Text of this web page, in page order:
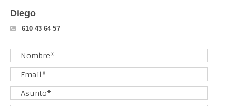
Diego
610 43 64 57